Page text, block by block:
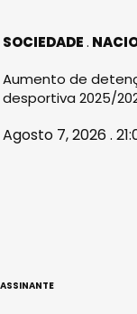
SOCIEDADE
Aumento de
desportiva 2025/
Agosto 7, 2026 .